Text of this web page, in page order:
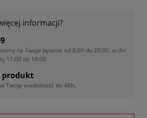
informacji?
na Twoje pytania od 8:00 do 20:00, w dni
11:00 do 16:00
produkt
Twoją wiadomość do 48h.